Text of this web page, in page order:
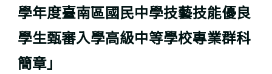
學年度臺南區國民中學技藝技能優良
學生甄審入學高級中等學校專業群科
簡章」